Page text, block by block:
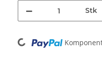
Stk
Loading...